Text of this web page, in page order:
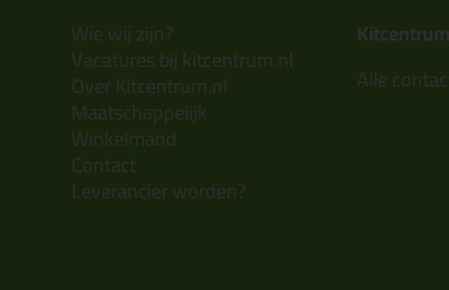
Wie wij zijn?
Vacatures bij kitcentrum.nl
Over Kitcentrum.nl
Maatschappelijk
Winkelmand
Contact
Leverancier worden?
Alle